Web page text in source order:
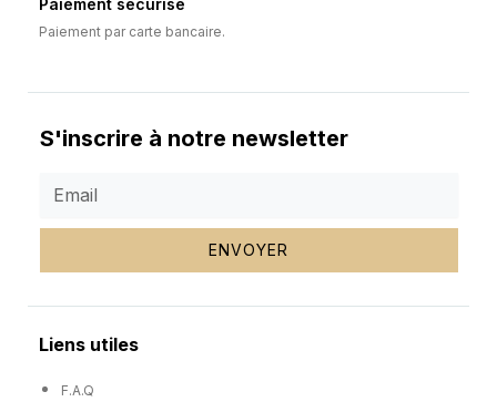
Paiement sécurisé
Paiement par carte bancaire.
S'inscrire à notre newsletter
ENVOYER
Liens utiles
F.A.Q